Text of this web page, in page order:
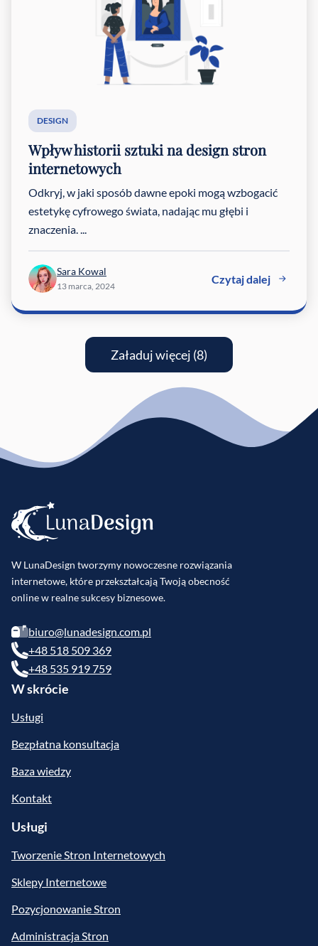
DESIGN
Wpływ historii sztuki na design stron
internetowych
Odkryj, w jaki sposób dawne epoki mogą wzbogacić
estetykę cyfrowego świata, nadając mu głębi i
znaczenia. ...
Sara Kowal
13 marca, 2024
Czytaj dalej
Załaduj więcej (8)
W LunaDesign tworzymy nowoczesne rozwiązania
internetowe, które przekształcają Twoją obecność
online w realne sukcesy biznesowe.
biuro@lunadesign.com.pl
+48 518 509 369
+48 535 919 759
W skrócie
Usługi
Bezpłatna konsultacja
Baza wiedzy
Kontakt
Usługi
Tworzenie Stron Internetowych
Sklepy Internetowe
Pozycjonowanie Stron
Administracja Stron